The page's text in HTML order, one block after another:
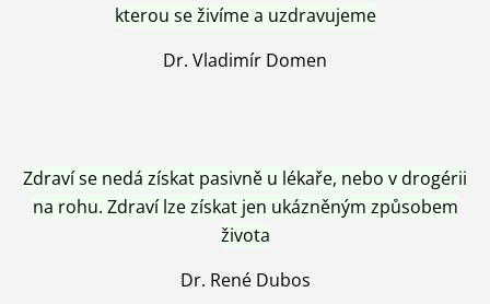
kterou se živíme a uzdravujeme
Dr. Vladimír Domen
Zdraví se nedá získat pasivně u lékaře, nebo v drogérii
na rohu. Zdraví lze získat jen ukázněným způsobem
života
Dr. René Dubos